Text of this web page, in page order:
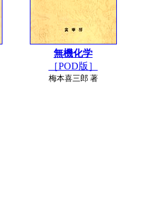
無機化学
［POD版］
梅本喜三郎 著